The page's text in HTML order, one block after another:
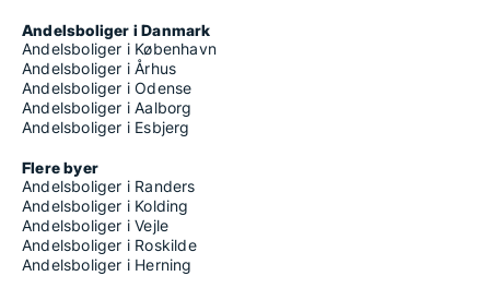
Andelsboliger i Danmark
Andelsboliger i København
Andelsboliger i Århus
Andelsboliger i Odense
Andelsboliger i Aalborg
Andelsboliger i Esbjerg
Flere byer
Andelsboliger i Randers
Andelsboliger i Kolding
Andelsboliger i Vejle
Andelsboliger i Roskilde
Andelsboliger i Herning